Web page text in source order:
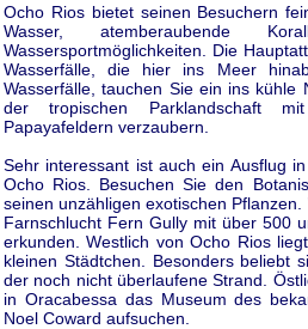
Ocho Rios bietet seinen Besuchern
Wasser, atemberaubende
Wassersportmöglichkeiten. Die
Wasserfälle, die hier ins Meer
Wasserfälle, tauchen Sie ein ins kühle
der tropischen Parklandschaft
Papayafeldern verzaubern.
Sehr interessant ist auch ein Ausflug
Ocho Rios. Besuchen Sie den
seinen unzähligen exotischen
Farnschlucht Fern Gully mit über 500
erkunden. Westlich von Ocho Rios
kleinen Städtchen. Besonders beliebt
der noch nicht überlaufene Strand.
in Oracabessa das Museum des
Noel Coward aufsuchen.